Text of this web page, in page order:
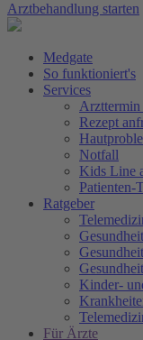
Arztbehandlung starten
Medgate
So funktioniert's
Services
Arzttermin
Rezept
Notfall
Kids Line
Patienten-
Ratgeber
Kinder-
Für Ärzte